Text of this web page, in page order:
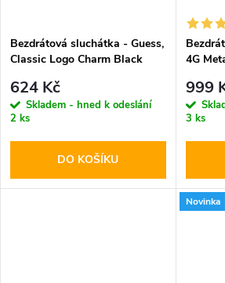
Bezdrátová sluchátka - Guess,
Classic Logo Charm Black
624 Kč
Skladem - hned k odeslání
2 ks
DO KOŠÍKU
4G
999
3 ks
Novinka